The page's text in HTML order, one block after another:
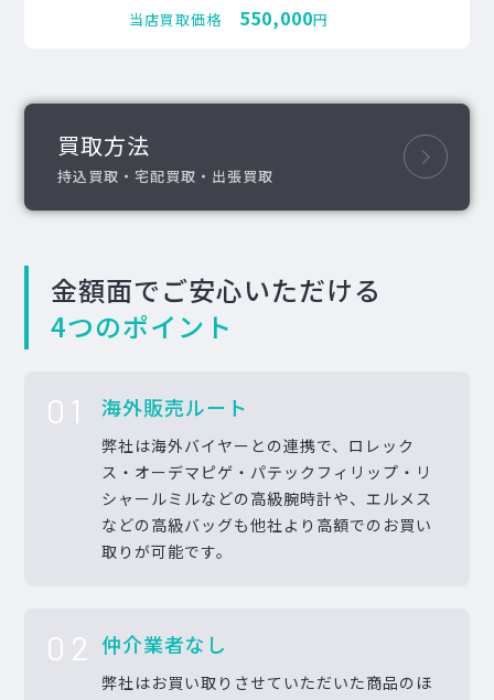
当店買取価格
550,000円
買取方法
持込買取・宅配買取・出張買取
金額面でご安心いただける
4つのポイント
01 海外販売ルート
弊社は海外バイヤーとの連携で、ロレック
ス・オーデマピゲ・パテックフィリップ・リ
シャールミルなどの高級腕時計や、エルメス
などの高級バッグも他社より高額でのお買い
取りが可能です。
02 仲介業者なし
弊社はお買い取りさせていただいた商品のほ